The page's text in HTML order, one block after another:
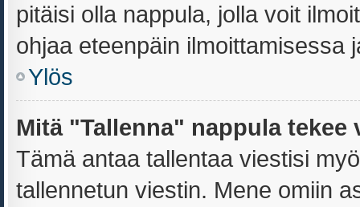
pitäisi olla nappula, jolla voit
ohjaa eteenpäin ilmoittamisessa
Ylös
Mitä "Tallenna" nappula
Tämä antaa tallentaa viestisi
tallennetun viestin. Mene omiin